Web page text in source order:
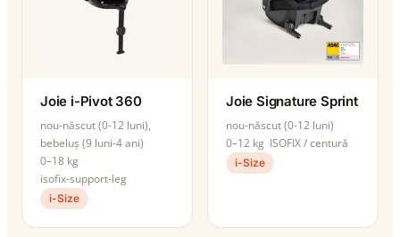
Joie i-Pivot 360
nou-născut (0-12 luni),
bebeluș (9 luni-4 ani)
0–18 kg
isofix-support-leg
i-Size
Joie Signature Sprint
nou-născut (0-12 luni)
0–12 kg ISOFIX / centură
i-Size